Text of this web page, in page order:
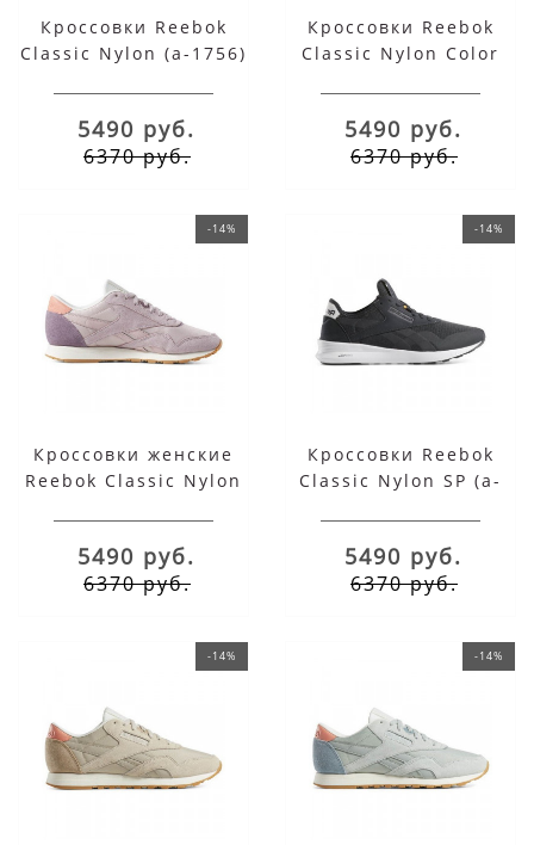
Кроссовки Reebok
Classic Nylon (a-1756)
5490 руб.
6370 руб.
Кроссовки Reebok
Classic Nylon Color
5490 руб.
6370 руб.
-14%
Кроссовки женские
Reebok Classic Nylon
5490 руб.
6370 руб.
-14%
Кроссовки Reebok
Classic Nylon SP (a-
5490 руб.
6370 руб.
-14% -14%